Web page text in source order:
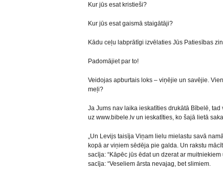
Kur jūs esat kristieši?
Kur jūs esat gaismā staigātāji?
Kādu ceļu labprātīgi izvēlaties Jūs Patiesības
Padomājiet par to!
Veidojas apburtais loks – viņējie un savējie.
meļi?
Ja Jums nav laika ieskatīties drukātā Bībelē,
uz www.bibele.lv un ieskatīties, ko šajā lietā
„Un Levijs taisīja Viņam lielu mielastu savā
kopā ar viņiem sēdēja pie galda. Un rakstu
sacīja: “Kāpēc jūs ēdat un dzerat ar
sacīja: “Veseliem ārsta nevajag, bet slimiem.